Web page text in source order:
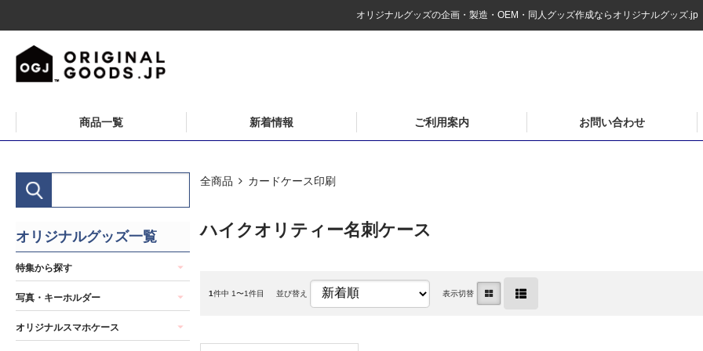
オリジナルグッズの企画・製造・OEM・同人グッズ作成ならオリジナルグッズ.jp
商品一覧 新着情報 ご利用案内 お問い合わせ
全商品 カードケース印刷
ハイクオリティー名刺ケース
1件中 1〜1件目 並び替え 表示切替
オリジナルグッズ一覧
特集から探す
写真・キーホルダー
オリジナルスマホケース